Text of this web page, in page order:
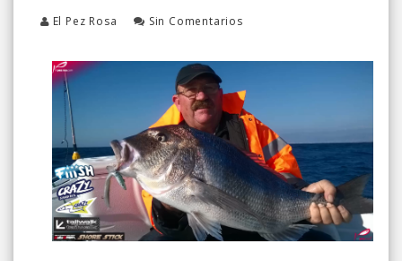
El Pez Rosa Sin Comentarios